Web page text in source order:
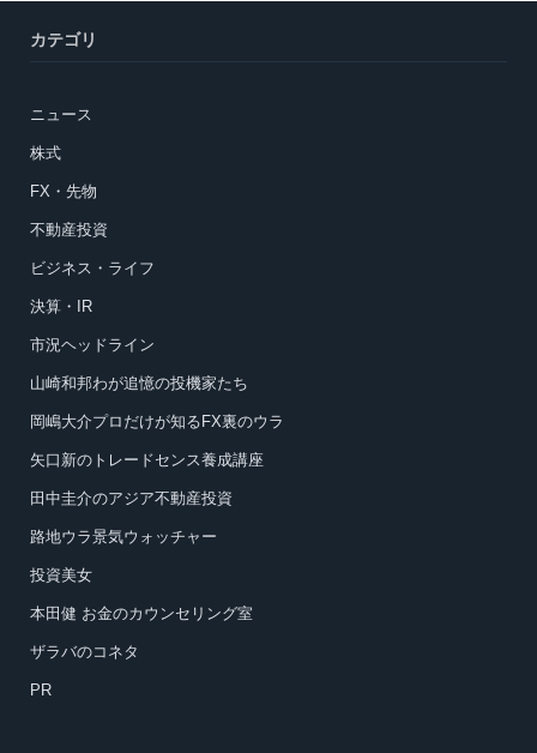
カテゴリ
ニュース
株式
FX・先物
不動産投資
ビジネス・ライフ
決算・IR
市況ヘッドライン
山崎和邦わが追憶の投機家たち
岡嶋大介プロだけが知るFX裏のウラ
矢口新のトレードセンス養成講座
田中圭介のアジア不動産投資
路地ウラ景気ウォッチャー
投資美女
本田健 お金のカウンセリング室
ザラバのコネタ
PR